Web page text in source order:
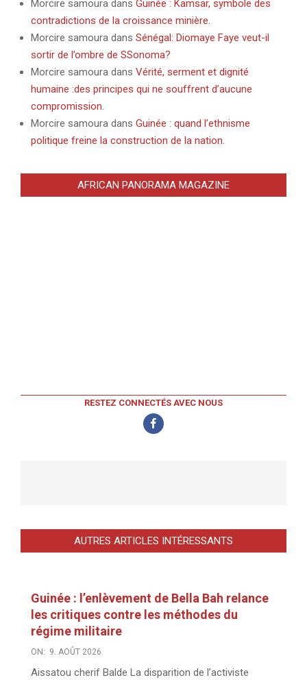
Morcire samoura dans Guinée : Kamsar, symbole des
contradictions de la croissance minière.
Morcire samoura dans Sénégal: Diomaye Faye veut-il
sortir de l’ombre de SSonoma?
Morcire samoura dans Vérité, serment et dignité
humaine :des principes qui ne souffrent d’aucune
compromission.
Morcire samoura dans Guinée : quand l’ethnisme
politique freine la construction de la nation.
AFRICAN PANORAMA MAGAZINE
RESTEZ CONNECTÉS AVEC NOUS
AUTRES ARTICLES INTÉRESSANTS
Guinée : l’enlèvement de Bella Bah relance
les critiques contre les méthodes du
régime militaire
ON: 9. AOÛT 2026
Aissatou cherif Balde La disparition de l’activiste